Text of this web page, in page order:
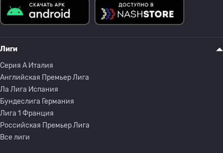
Лиги
Серия A Италия
Английская Премьер Лига
Ла Лига Испания
Бундеслига Германия
Лига 1 Франция
Российская Премьер Лига
Все лиги